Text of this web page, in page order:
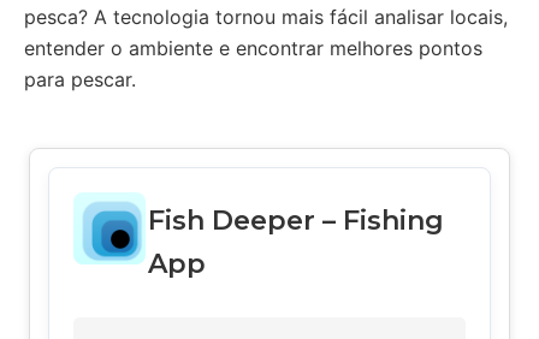
pesca? A tecnologia tornou mais fácil analisar locais,
entender o ambiente e encontrar melhores pontos
para pescar.
Fish Deeper – Fishing
App